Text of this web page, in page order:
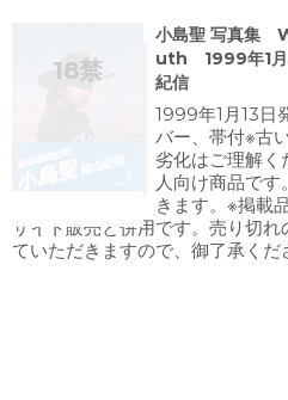
小島聖 写真集
uth 1999年1月
紀信
1999年1月13日
バー、帯付※古
劣化はご理解く
人向け商品で
きます。※掲載
サイト販売と併用です。売り切
ていただきますので、御了承くだ